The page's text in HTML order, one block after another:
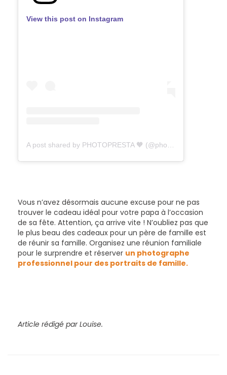
View this post on Instagram
A post shared by PHOTOPRESTA 🧡 (@photopresta)
Vous n’avez désormais aucune excuse pour ne pas
trouver le cadeau idéal pour votre papa à l’occasion
de sa fête. Attention, ça arrive vite ! N’oubliez pas que
le plus beau des cadeaux pour un père de famille est
de réunir sa famille. Organisez une réunion familiale
pour le surprendre et réserver un photographe
professionnel pour des portraits de famille.
Article rédigé par Louise.